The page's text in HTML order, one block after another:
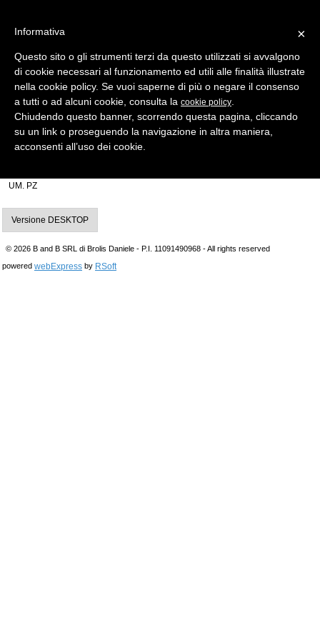
Indietro
INSERTO X TESTA ELETTRONICA > MARCHE AUTO ASSORTITE
inserto chiave sx17rmh per testa elettronica mh
UM. PZ
Versione DESKTOP
© 2026 B and B SRL di Brolis Daniele - P.I. 11091490968 - All rights reserved
powered webExpress by RSoft
×
Informativa
Questo sito o gli strumenti terzi da questo utilizzati si avvalgono
di cookie necessari al funzionamento ed utili alle finalità illustrate
nella cookie policy. Se vuoi saperne di più o negare il consenso
a tutti o ad alcuni cookie, consulta la cookie policy
Chiudendo questo banner, scorrendo questa pagina, cliccando
su un link o proseguendo la navigazione in altra maniera,
acconsenti all’uso dei cookie.